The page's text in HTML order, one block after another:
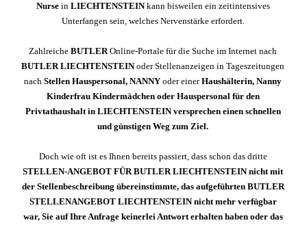
Nursein LIECHTENSTEINkann bisweilen ein zeitintensives
Unterfangen sein, welches Nervenstärke erfordert.
ZahlreicheBUTLER Online-Portale für die Suche im Internet nach
BUTLER LIECHTENSTEIN oder Stellenanzeigen in Tageszeitungen
nachStellen Hauspersonal, NANNY oder einer Haushälterin, Nanny
Kinderfrau Kindermädchen oder Hauspersonal für den
Privtathaushalt in LIECHTENSTEIN versprechen einen schnellen
und günstigen Weg zum Ziel.
Doch wie oft ist es Ihnen bereits passiert, dass schon das dritte
STELLEN-ANGEBOT FÜRBUTLER LIECHTENSTEIN nicht mit
der Stellenbeschreibung übereinstimmte, das aufgeführten BUTLER
STELLENANGEBOT LIECHTENSTEIN nicht mehr verfügbar
war, Sie auf Ihre Anfrage keinerlei Antwort erhalten haben oder das